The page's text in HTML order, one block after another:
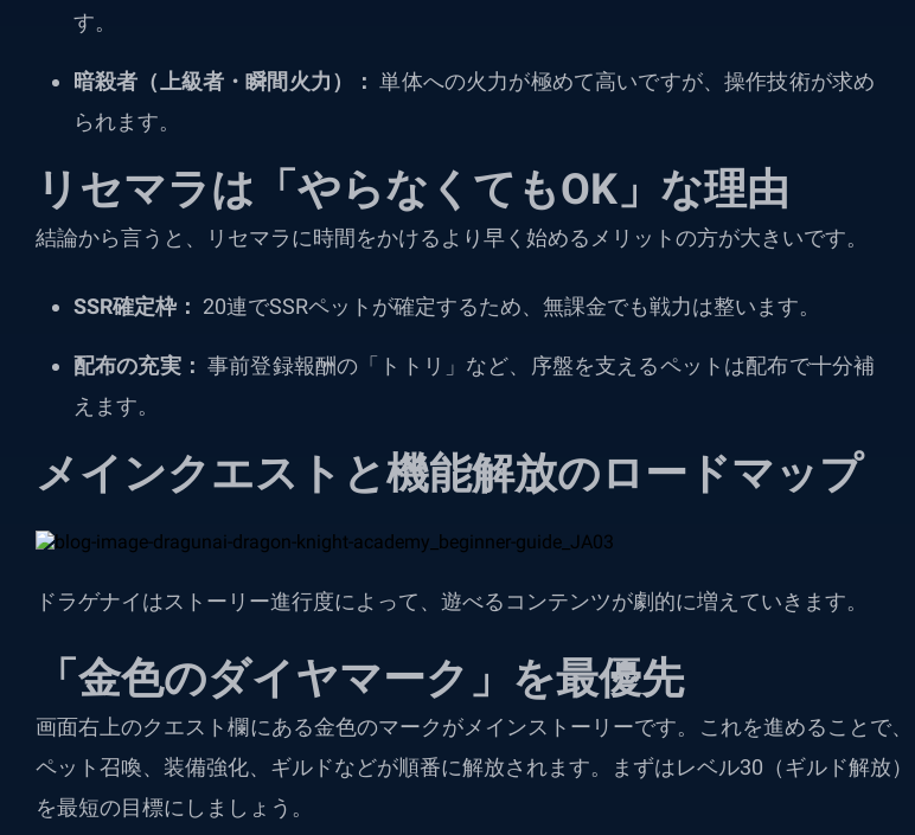
す。
暗殺者（上級者・瞬間火力）： 単体への火力が極めて高いですが、操作技術が求め
られます。
リセマラは「やらなくてもOK」な理由
結論から言うと、リセマラに時間をかけるより早く始めるメリットの方が大きいです。
SSR確定枠： 20連でSSRペットが確定するため、無課金でも戦力は整います。
配布の充実： 事前登録報酬の「トトリ」など、序盤を支えるペットは配布で十分補
えます。
メインクエストと機能解放のロードマップ
ドラゲナイはストーリー進行度によって、遊べるコンテンツが劇的に増えていきます。
「金色のダイヤマーク」を最優先
画面右上のクエスト欄にある金色のマークがメインストーリーです。これを進めることで、
ペット召喚、装備強化、ギルドなどが順番に解放されます。まずはレベル30（ギルド解放）
を最短の目標にしましょう。